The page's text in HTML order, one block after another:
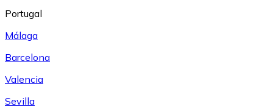
Portugal
Málaga
Barcelona
Valencia
Sevilla